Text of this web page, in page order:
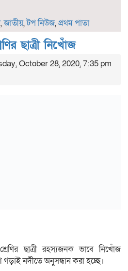
,জাতীয়,টপ নিউজ,প্রথম পাতা
ছাত্রী নিখোঁজ
October 28, 2020, 7:35 pm
ছাত্রী রহস্যজনক ভাবে নিখোঁজ
গড়াই নদীতে অনুসন্ধান করা হচ্ছে।